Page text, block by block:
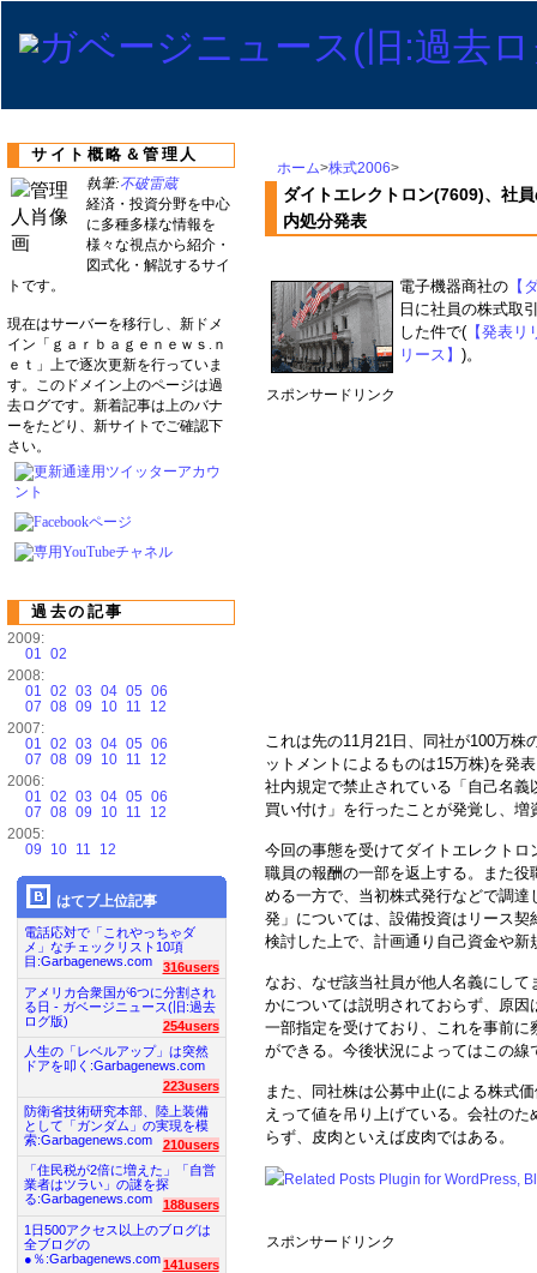
ホーム>株式2006>
ダイトエレクトロン(7609)、社
内処分発表
電子機器商社の 【
日に社員の株式取
した件で( 【発表リ
リース】 )。
スポンサードリンク
これは先の11月21日、同社が100万株
ットメントによるものは15万株)を発
社内規定で禁止されている「自己名
買い付け」を行ったことが発覚し、
今回の事態を受けてダイトエレクト
職員の報酬の一部を返上する。また
める一方で、当初株式発行などで調
発」については、設備投資はリース
検討した上で、計画通り自己資金や
なお、なぜ該当社員が他人名義にし
かについては説明されておらず、原
一部指定を受けており、これを事前
ができる。今後状況によってはこの
また、同社株は公募中止(による株式
えって値を吊り上げている。会社の
らず、皮肉といえば皮肉ではある。
スポンサードリンク
サイト概略＆管理人
執筆:不破雷蔵
経済・投資分野を中心
に多種多様な情報を
様々な視点から紹介・
図式化・解説するサイ
トです。
現在はサーバーを移行し、新ドメ
イン「ｇａｒｂａｇｅｎｅｗｓ.ｎ
ｅｔ」上で逐次更新を行っていま
す。このドメイン上のページは過
去ログです。新着記事は上のバナ
ーをたどり、新サイトでご確認下
さい。
過去の記事
2009:
01 02
2008:
01 02 03 04 05 06
07 08 09 10 11
12
2007:
01 02 03 04 05 06
07 08 09 10 11
12
2006:
01 02 03 04 05 06
07 08 09 10 11
12
2005:
09
10 11 12
はてブ上位記事
電話応対で「これやっちゃダ
メ」なチェックリスト10項
目:Garbagenews.com
316users
アメリカ合衆国が6つに分割され
る日 - ガベージニュース(旧:過去
ログ版)
254users
人生の「レベルアップ」は突然
ドアを叩く:Garbagenews.com
223users
防衛省技術研究本部、陸上装備
として「ガンダム」の実現を模
索:Garbagenews.com
210users
「住民税が2倍に増えた」「自営
業者はツラい」の謎を探
る:Garbagenews.com
188users
1日500アクセス以上のブログは
全ブログの
●％:Garbagenews.com 141users